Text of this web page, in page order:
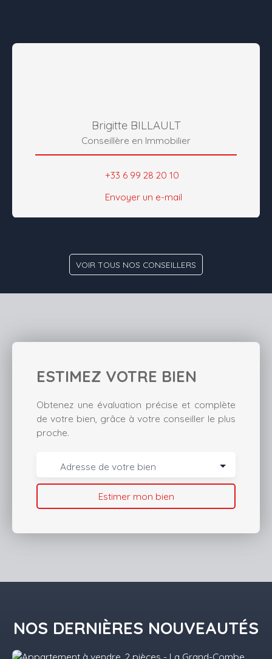
Brigitte BILLAULT
Conseillère en Immobilier
+33 6 99 28 20 10
Envoyer un e-mail
VOIR TOUS NOS CONSEILLERS
ESTIMEZ VOTRE BIEN
Obtenez une évaluation précise et complète
de votre bien, grâce à votre conseiller le plus
proche.
Adresse de votre bien
Estimer mon bien
NOS DERNIÈRES NOUVEAUTÉS